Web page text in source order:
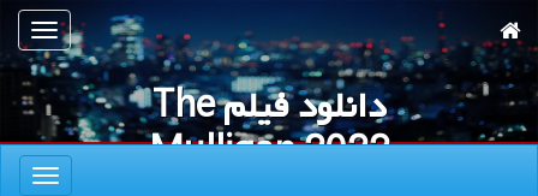
به
محتوای
اصلی
ناوبری
دانلود فیلم The
Mulligan 2022